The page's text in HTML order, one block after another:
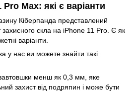
Max: які є варіанти
Кіберпанда представлений
скла на iPhone 11 Pro. Є як
варіанти.
у нас ви можете знайти такі
менш як 0,3 мм, яке
захист від подряпин і може бути